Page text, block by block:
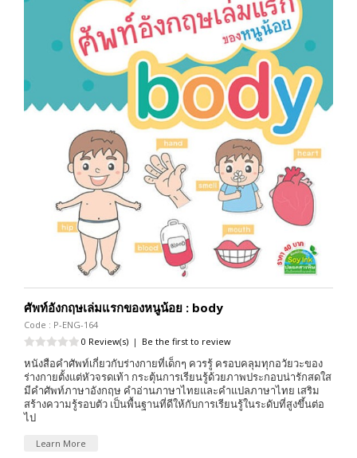
ศัพท์อังกฤษเล่มแรกของหนูน้อย : body
Code : P-ENG-164
0 Review(s) | Be the first to review
หนังสือคำศัพท์เกี่ยวกับร่างกายที่เด็กๆ ควรรู้ ครอบคลุมทุกอวัยวะของ
ร่างกายตั้งแต่หัวจรดเท้า กระตุ้นการเรียนรู้ด้วยภาพประกอบน่ารักสดใส
มีคำศัพท์ภาษาอังกฤษ คำอ่านภาษาไทยและคำแปลภาษาไทย เสริม
สร้างความรู้รอบตัว เป็นพื้นฐานที่ดีให้กับการเรียนรู้ในระดับที่สูงขึ้นต่อ
ไป
Learn More